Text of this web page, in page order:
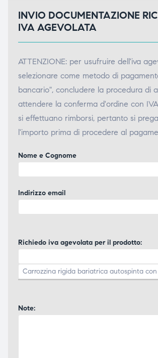
INVIO DOCUMENTAZIONE
IVA AGEVOLATA
ATTENZIONE: per usufruire dell'iva
selezionare come metodo di
bancario", concludere la procedura di
attendere la conferma d'ordine con
si effettuano rimborsi, pertanto si
l'importo prima di procedere al
Nome e Cognome
Indirizzo email
Richiedo iva agevolata per il prodotto:
Note: